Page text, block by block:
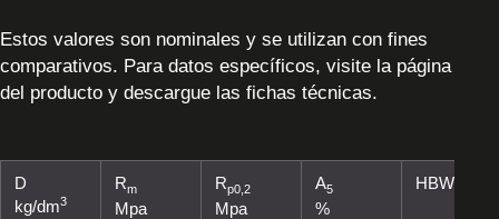
Estos valores son nominales y se utilizan con fines
comparativos. Para datos específicos, visite la página
del producto y descargue las fichas técnicas.
D
kg/dm3
Rm
Mpa
Rp0,2
Mpa
A5
%
HBW